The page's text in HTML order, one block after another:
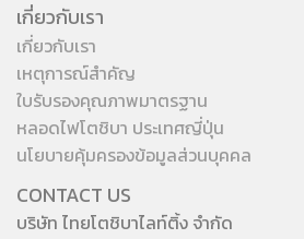
เกี่ยวกับเรา
เกี่ยวกับเรา
เหตุการณ์สำคัญ
ใบรับรองคุณภาพมาตรฐาน
หลอดไฟโตชิบา ประเทศญี่ปุ่น
นโยบายคุ้มครองข้อมูลส่วนบุคคล
CONTACT US
บริษัท ไทยโตชิบาไลท์ติ้ง จำกัด